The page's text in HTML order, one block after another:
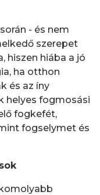
- és nem
szerepet
hiszen hiába a jó
ha otthon
és az íny
helyes fogmosási
fogkefét,
fogselymet és